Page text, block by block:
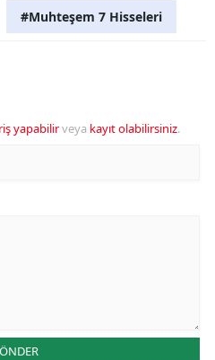
#Muhteşem 7 Hisseleri
yapabilirveya kayıt olabilirsiniz.